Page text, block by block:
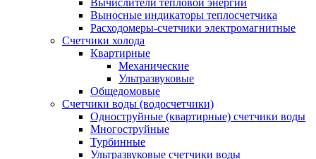
Вычислители тепловой энергии
Выносные индикаторы теплосчетчика
Расходомеры-счетчики электромагнитные
Счетчики холода
Квартирные
Механические
Ультразвуковые
Общедомовые
Счетчики воды (водосчетчики)
Одноструйные (квартирные) счетчики воды
Многоструйные
Турбинные
Ультразвуковые счетчики воды